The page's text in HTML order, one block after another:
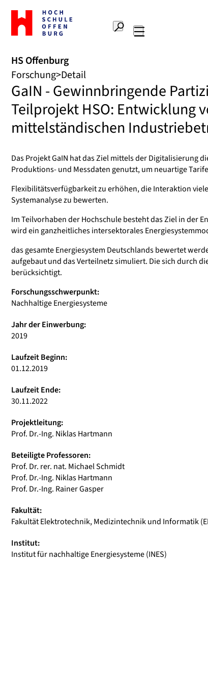
Zur
Startseite
Hochschule
Suche
HS Offenburg
Forschung Detail
GaIN - Gewinnbringende
Teilprojekt HSO: Entwicklung
mittelständischen
Das Projekt GaIN hat das Ziel mittels der
Produktions- und Messdaten genutzt, um neuartige
Flexibilitätsverfügbarkeit zu erhöhen, die Interaktion
Systemanalyse zu bewerten.
Im Teilvorhaben der Hochschule besteht das Ziel in der
wird ein ganzheitliches intersektorales
das gesamte Energiesystem Deutschlands bewertet
aufgebaut und das Verteilnetz simuliert. Die sich durch
berücksichtigt.
Forschungsschwerpunkt:
Nachhaltige Energiesysteme
Jahr der Einwerbung:
2019
Laufzeit Beginn:
01.12.2019
Laufzeit Ende:
30.11.2022
Projektleitung:
Prof. Dr.-Ing. Niklas Hartmann
Beteiligte Professoren:
Prof. Dr. rer. nat. Michael Schmidt
Prof. Dr.-Ing. Niklas Hartmann
Prof. Dr.-Ing. Rainer Gasper
Fakultät:
Fakultät Elektrotechnik, Medizintechnik und Informatik
Institut:
Institut für nachhaltige Energiesysteme (INES)